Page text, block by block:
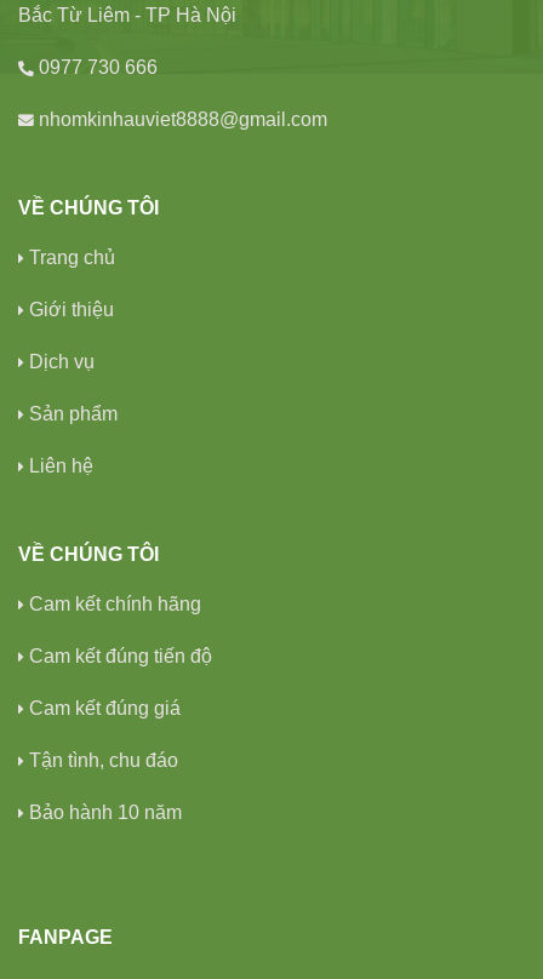
Bắc Từ Liêm - TP Hà Nội
0977 730 666
nhomkinhauviet8888@gmail.com
VỀ CHÚNG TÔI
Trang chủ
Giới thiệu
Dịch vụ
Sản phẩm
Liên hệ
VỀ CHÚNG TÔI
Cam kết chính hãng
Cam kết đúng tiến độ
Cam kết đúng giá
Tận tình, chu đáo
Bảo hành 10 năm
FANPAGE